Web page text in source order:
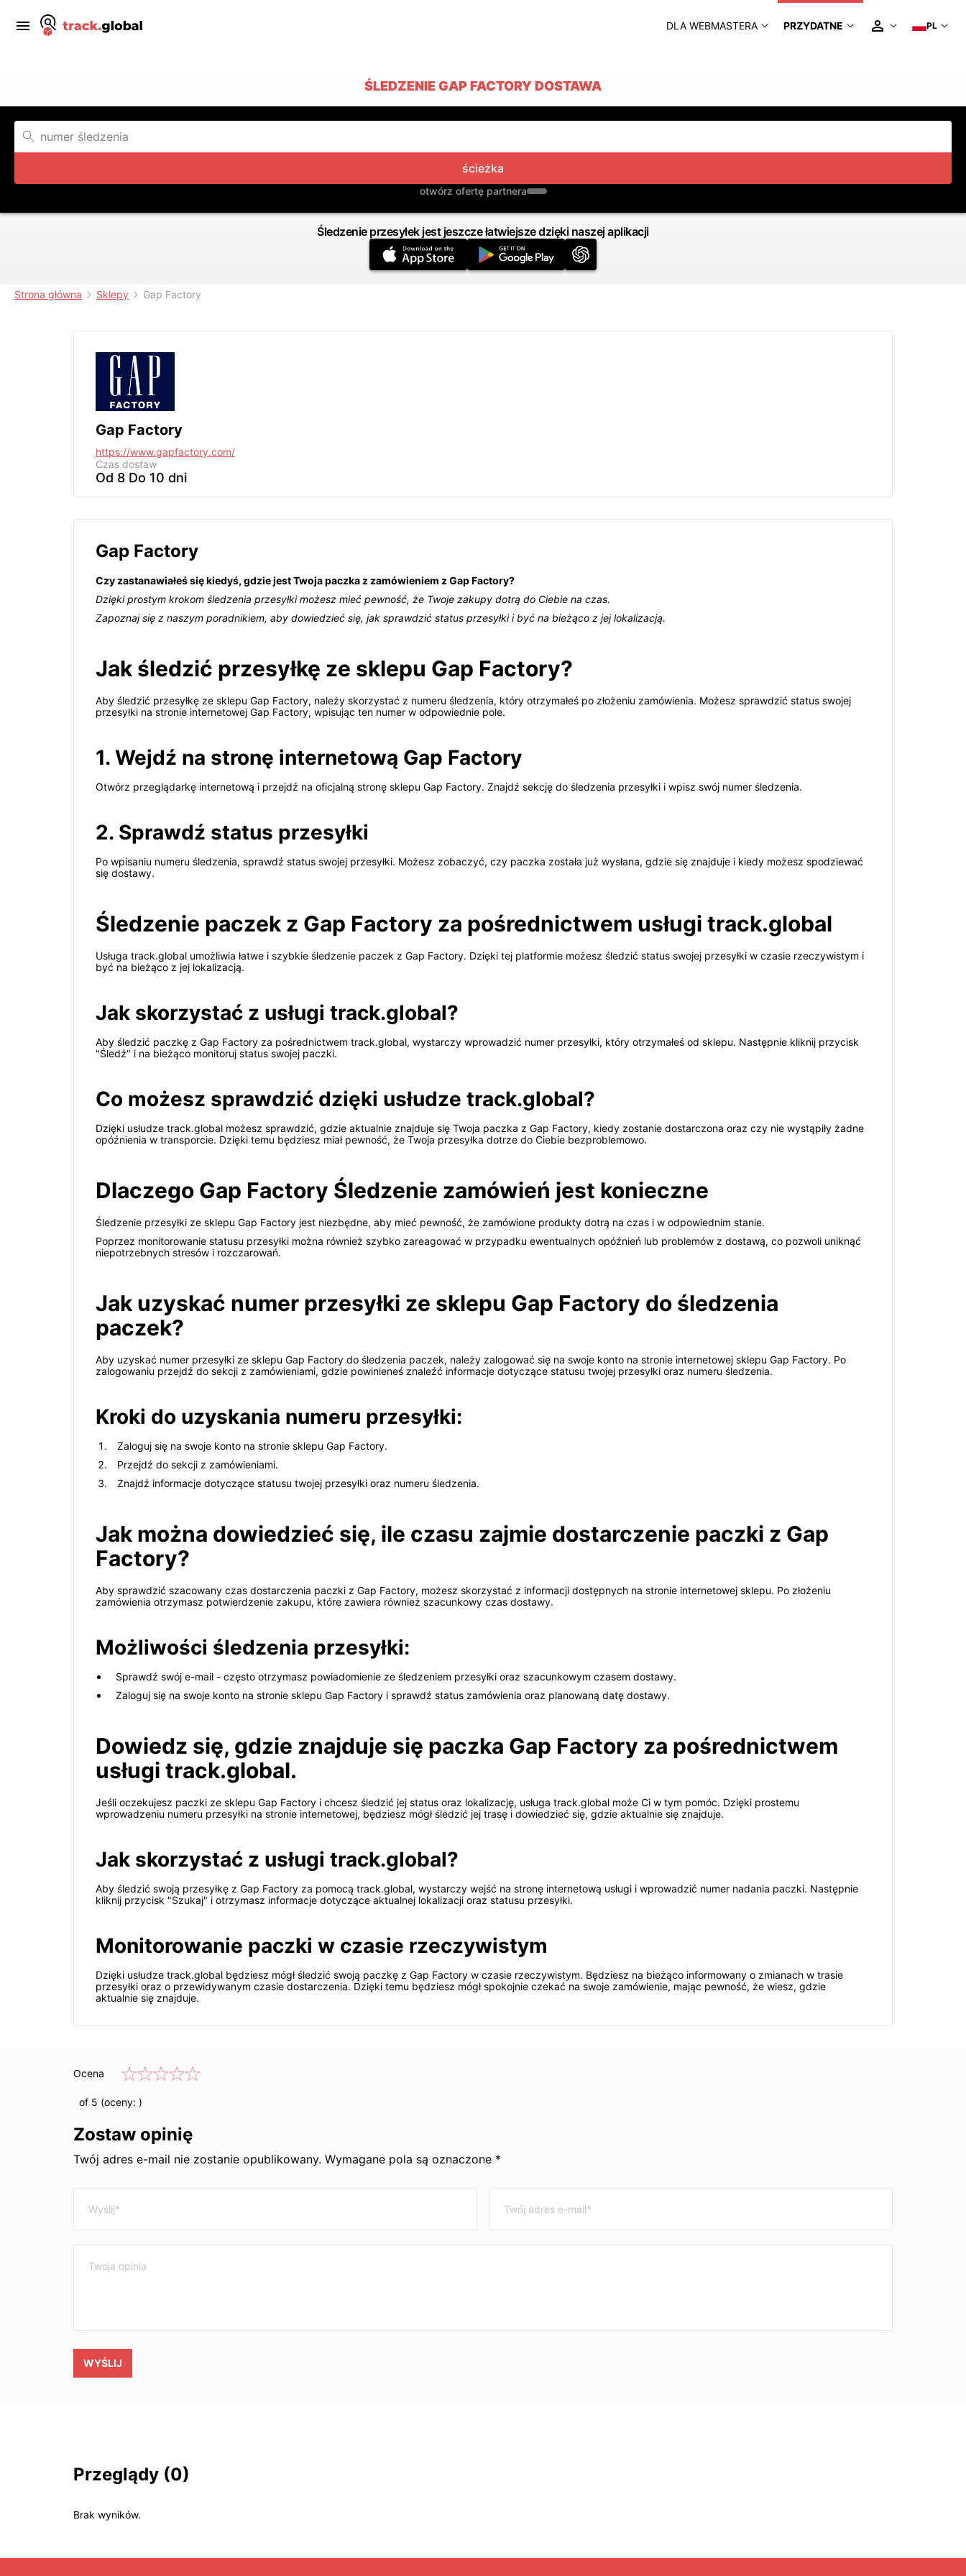
DLA WEBMASTERA PRZYDATNE PL
ŚLEDZENIE GAP FACTORY DOSTAWA
ścieżka
otwórz ofertę partnera
Śledzenie przesyłek jest jeszcze łatwiejsze dzięki naszej aplikacji
Strona główna Sklepy Gap Factory
Gap Factory
https://www.gapfactory.com/
Czas dostaw
Od 8 Do 10 dni
Gap Factory
Czy zastanawiałeś się kiedyś, gdzie jest Twoja paczka z zamówieniem z Gap Factory?
Dzięki prostym krokom śledzenia przesyłki możesz mieć pewność, że Twoje zakupy dotrą do Ciebie na czas.
Zapoznaj się z naszym poradnikiem, aby dowiedzieć się, jak sprawdzić status przesyłki i być na bieżąco z jej lokalizacją.
Jak śledzić przesyłkę ze sklepu Gap Factory?
Aby śledzić przesyłkę ze sklepu Gap Factory, należy skorzystać z numeru śledzenia, który otrzymałeś po złożeniu zamówienia. Możesz sprawdzić status swojej
przesyłki na stronie internetowej Gap Factory, wpisując ten numer w odpowiednie pole.
1. Wejdź na stronę internetową Gap Factory
Otwórz przeglądarkę internetową i przejdź na oficjalną stronę sklepu Gap Factory. Znajdź sekcję do śledzenia przesyłki i wpisz swój numer śledzenia.
2. Sprawdź status przesyłki
Po wpisaniu numeru śledzenia, sprawdź status swojej przesyłki. Możesz zobaczyć, czy paczka została już wysłana, gdzie się znajduje i kiedy możesz spodziewać
się dostawy.
Śledzenie paczek z Gap Factory za pośrednictwem usługi track.global
Usługa track.global umożliwia łatwe i szybkie śledzenie paczek z Gap Factory. Dzięki tej platformie możesz śledzić status swojej przesyłki w czasie rzeczywistym i
być na bieżąco z jej lokalizacją.
Jak skorzystać z usługi track.global?
Aby śledzić paczkę z Gap Factory za pośrednictwem track.global, wystarczy wprowadzić numer przesyłki, który otrzymałeś od sklepu. Następnie kliknij przycisk
"Śledź" i na bieżąco monitoruj status swojej paczki.
Co możesz sprawdzić dzięki usłudze track.global?
Dzięki usłudze track.global możesz sprawdzić, gdzie aktualnie znajduje się Twoja paczka z Gap Factory, kiedy zostanie dostarczona oraz czy nie wystąpiły żadne
opóźnienia w transporcie. Dzięki temu będziesz miał pewność, że Twoja przesyłka dotrze do Ciebie bezproblemowo.
Dlaczego Gap Factory Śledzenie zamówień jest konieczne
Śledzenie przesyłki ze sklepu Gap Factory jest niezbędne, aby mieć pewność, że zamówione produkty dotrą na czas i w odpowiednim stanie.
Poprzez monitorowanie statusu przesyłki można również szybko zareagować w przypadku ewentualnych opóźnień lub problemów z dostawą, co pozwoli uniknąć
niepotrzebnych stresów i rozczarowań.
Jak uzyskać numer przesyłki ze sklepu Gap Factory do śledzenia
paczek?
Aby uzyskać numer przesyłki ze sklepu Gap Factory do śledzenia paczek, należy zalogować się na swoje konto na stronie internetowej sklepu Gap Factory. Po
zalogowaniu przejdź do sekcji z zamówieniami, gdzie powinieneś znaleźć informacje dotyczące statusu twojej przesyłki oraz numeru śledzenia.
Kroki do uzyskania numeru przesyłki:
Zaloguj się na swoje konto na stronie sklepu Gap Factory.
Przejdź do sekcji z zamówieniami.
Znajdź informacje dotyczące statusu twojej przesyłki oraz numeru śledzenia.
Jak można dowiedzieć się, ile czasu zajmie dostarczenie paczki z Gap
Factory?
Aby sprawdzić szacowany czas dostarczenia paczki z Gap Factory, możesz skorzystać z informacji dostępnych na stronie internetowej sklepu. Po złożeniu
zamówienia otrzymasz potwierdzenie zakupu, które zawiera również szacunkowy czas dostawy.
Możliwości śledzenia przesyłki:
Sprawdź swój e-mail - często otrzymasz powiadomienie ze śledzeniem przesyłki oraz szacunkowym czasem dostawy.
Zaloguj się na swoje konto na stronie sklepu Gap Factory i sprawdź status zamówienia oraz planowaną datę dostawy.
Dowiedz się, gdzie znajduje się paczka Gap Factory za pośrednictwem
usługi track.global.
Jeśli oczekujesz paczki ze sklepu Gap Factory i chcesz śledzić jej status oraz lokalizację, usługa track.global może Ci w tym pomóc. Dzięki prostemu
wprowadzeniu numeru przesyłki na stronie internetowej, będziesz mógł śledzić jej trasę i dowiedzieć się, gdzie aktualnie się znajduje.
Jak skorzystać z usługi track.global?
Aby śledzić swoją przesyłkę z Gap Factory za pomocą track.global, wystarczy wejść na stronę internetową usługi i wprowadzić numer nadania paczki. Następnie
kliknij przycisk "Szukaj" i otrzymasz informacje dotyczące aktualnej lokalizacji oraz statusu przesyłki.
Monitorowanie paczki w czasie rzeczywistym
Dzięki usłudze track.global będziesz mógł śledzić swoją paczkę z Gap Factory w czasie rzeczywistym. Będziesz na bieżąco informowany o zmianach w trasie
przesyłki oraz o przewidywanym czasie dostarczenia. Dzięki temu będziesz mógł spokojnie czekać na swoje zamówienie, mając pewność, że wiesz, gdzie
aktualnie się znajduje.
Ocena
of 5 (oceny: )
Zostaw opinię
Twój adres e-mail nie zostanie opublikowany. Wymagane pola są oznaczone *
WYŚLIJ
Przeglądy (0)
Brak wyników.